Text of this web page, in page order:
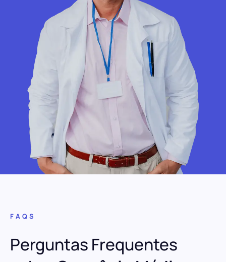
FAQS
Perguntas Frequentes